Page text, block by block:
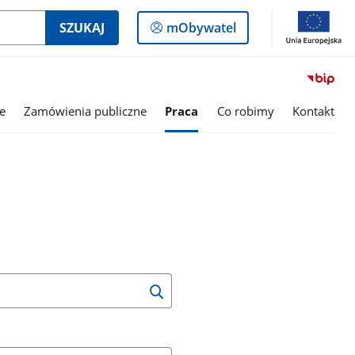
SZUKAJ
Logowanie
do
mObywatel
Zamówienia publiczne Praca Co robimy Kontakt